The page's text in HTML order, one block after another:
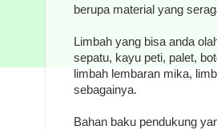
berupa material yang
Limbah yang bisa anda
sepatu, kayu peti, palet,
limbah lembaran mika,
sebagainya.
Bahan baku pendukung